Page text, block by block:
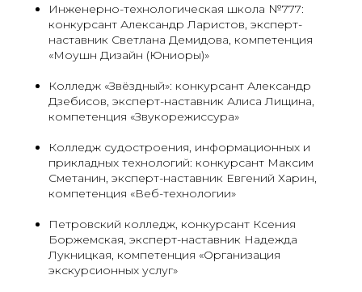
Инженерно-технологическая школа №777:
конкурсант Александр Ларистов, эксперт-
наставник Светлана Демидова, компетенция
«Моушн Дизайн (Юниоры)»
Колледж «Звёздный»: конкурсант Александр
Дзебисов, эксперт-наставник Алиса Лищина,
компетенция «Звукорежиссура»
Колледж судостроения, информационных и
прикладных технологий: конкурсант Максим
Сметанин, эксперт-наставник Евгений Харин,
компетенция «Веб-технологии»
Петровский колледж, конкурсант Ксения
Боржемская, эксперт-наставник Надежда
Лукницкая, компетенция «Организация
экскурсионных услуг»